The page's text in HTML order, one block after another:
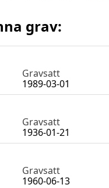
grav:
Gravsatt
1989-03-01
Gravsatt
1936-01-21
Gravsatt
1960-06-13